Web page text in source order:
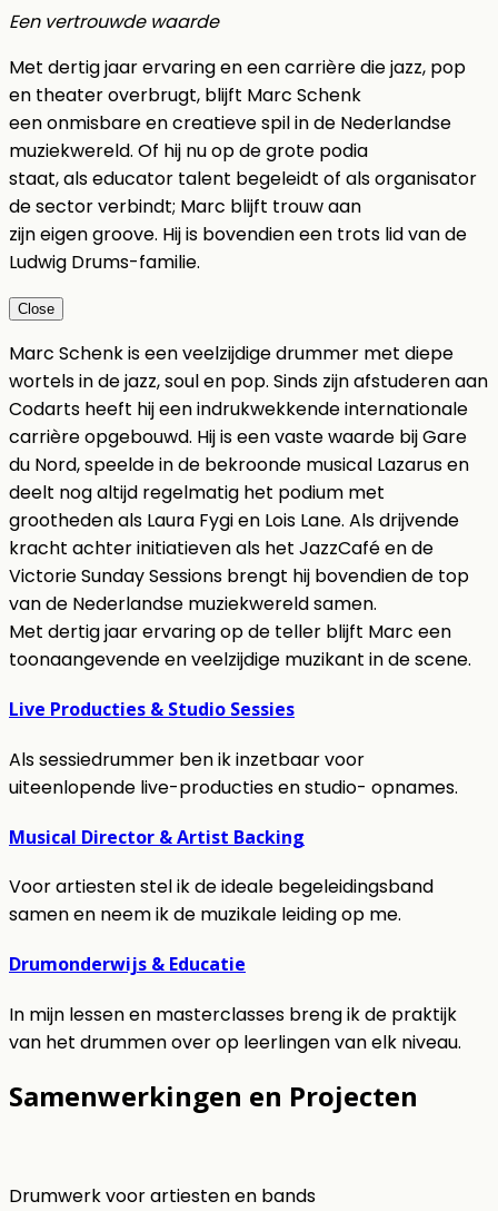
Een vertrouwde waarde
Met dertig jaar ervaring en een carrière die jazz, pop
en theater overbrugt, blijft Marc Schenk
een onmisbare en creatieve spil in de Nederlandse
muziekwereld. Of hij nu op de grote podia
staat, als educator talent begeleidt of als organisator
de sector verbindt; Marc blijft trouw aan
zijn eigen groove. Hij is bovendien een trots lid van de
Ludwig Drums-familie.
Close
Marc Schenk is een veelzijdige drummer met diepe
wortels in de jazz, soul en pop. Sinds zijn afstuderen aan
Codarts heeft hij een indrukwekkende internationale
carrière opgebouwd. Hij is een vaste waarde bij Gare
du Nord, speelde in de bekroonde musical Lazarus en
deelt nog altijd regelmatig het podium met
grootheden als Laura Fygi en Lois Lane. Als drijvende
kracht achter initiatieven als het JazzCafé en de
Victorie Sunday Sessions brengt hij bovendien de top
van de Nederlandse muziekwereld samen.
Met dertig jaar ervaring op de teller blijft Marc een
toonaangevende en veelzijdige muzikant in de scene.
Live Producties & Studio Sessies
Als sessiedrummer ben ik inzetbaar voor
uiteenlopende live-producties en studio- opnames.
Musical Director & Artist Backing
Voor artiesten stel ik de ideale begeleidingsband
samen en neem ik de muzikale leiding op me.
Drumonderwijs & Educatie
In mijn lessen en masterclasses breng ik de praktijk
van het drummen over op leerlingen van elk niveau.
Samenwerkingen en Projecten
Drumwerk voor artiesten en bands